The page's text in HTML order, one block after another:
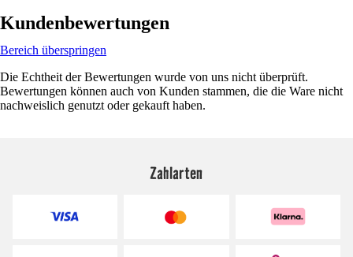
Kundenbewertungen
Bereich überspringen
Die Echtheit der Bewertungen wurde von uns nicht überprüft.
Bewertungen können auch von Kunden stammen, die die Ware nicht
nachweislich genutzt oder gekauft haben.
Zahlarten